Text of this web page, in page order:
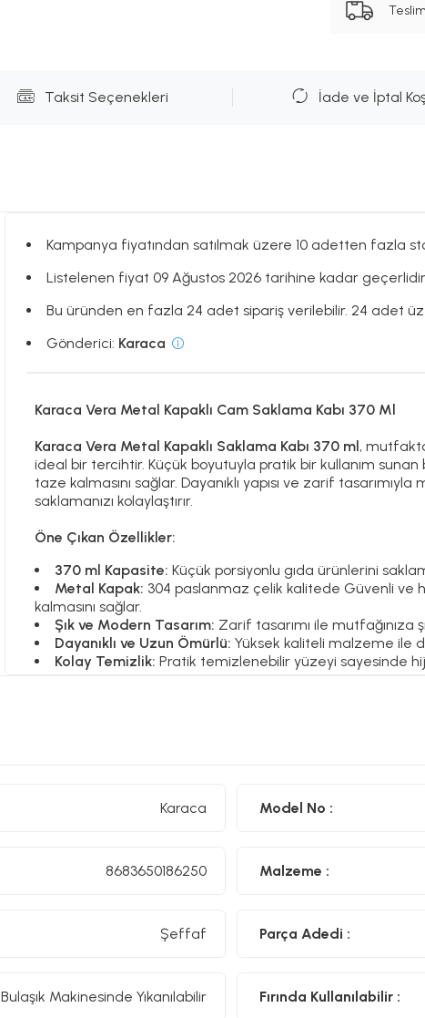
Taksit Seçenekleri İade ve İptal
Kampanya fiyatından satılmak üzere 10 adetten fazla
Listelenen fiyat 09 Ağustos 2026 tarihine kadar
Bu üründen en fazla 24 adet sipariş verilebilir. 24 adet
Gönderici: Karaca
Karaca Vera Metal Kapaklı Cam Saklama Kabı 370 Ml
Karaca Vera Metal Kapaklı Saklama Kabı 370 ml ,
ideal bir tercihtir. Küçük boyutuyla pratik bir kullanım sunan
taze kalmasını sağlar. Dayanıklı yapısı ve zarif
saklamanızı kolaylaştırır.
Öne Çıkan Özellikler:
370 ml Kapasite: Küçük porsiyonlu gıda ürünlerini
Metal Kapak: 304 paslanmaz çelik kalitede Güvenli ve
kalmasını sağlar.
Şık ve Modern Tasarım: Zarif tasarımı ile mutfağınıza
Dayanıklı ve Uzun Ömürlü: Yüksek kaliteli malzeme ile
Kolay Temizlik: Pratik temizlenebilir yüzeyi sayesinde
Karaca Model No :
8683650186250 Malzeme :
Şeffaf Parça Adedi :
Bulaşık Makinesinde Yıkanılabilir Fırında Kullanılabilir :